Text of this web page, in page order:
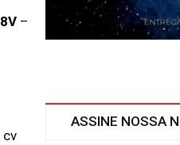
–
cv
ASSINE NOSSA